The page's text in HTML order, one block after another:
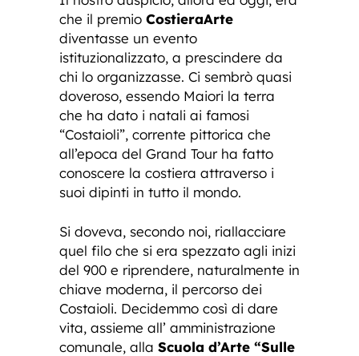
che il premio CostieraArte
diventasse un evento
istituzionalizzato, a prescindere da
chi lo organizzasse. Ci sembrò quasi
doveroso, essendo Maiori la terra
che ha dato i natali ai famosi
“Costaioli”, corrente pittorica che
all’epoca del Grand Tour ha fatto
conoscere la costiera attraverso i
suoi dipinti in tutto il mondo.
Si doveva, secondo noi, riallacciare
quel filo che si era spezzato agli inizi
del 900 e riprendere, naturalmente in
chiave moderna, il percorso dei
Costaioli. Decidemmo così di dare
vita, assieme all’ amministrazione
comunale, alla Scuola d’Arte “Sulle